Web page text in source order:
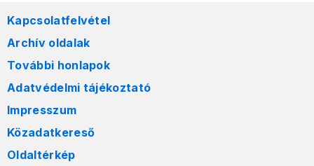
Kapcsolatfelvétel
Archív oldalak
További honlapok
Adatvédelmi tájékoztató
Impresszum
Közadatkereső
Oldaltérkép